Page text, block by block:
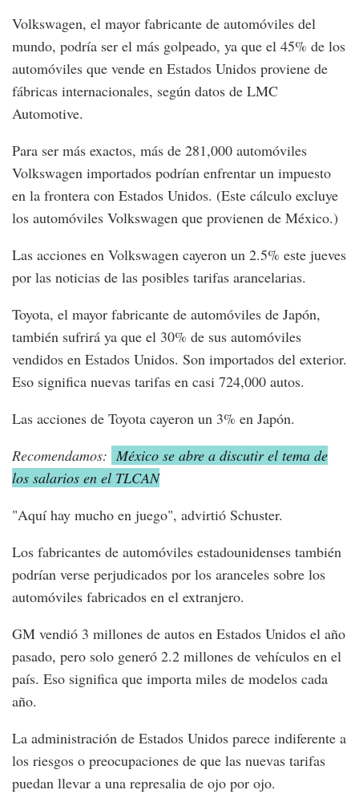
Volkswagen, el mayor fabricante de automóviles del
mundo, podría ser el más golpeado, ya que el 45% de los
automóviles que vende en Estados Unidos proviene de
fábricas internacionales, según datos de LMC
Automotive.
Para ser más exactos, más de 281,000 automóviles
Volkswagen importados podrían enfrentar un impuesto
en la frontera con Estados Unidos. (Este cálculo excluye
los automóviles Volkswagen que provienen de México.)
Las acciones en Volkswagen cayeron un 2.5% este jueves
por las noticias de las posibles tarifas arancelarias.
Toyota, el mayor fabricante de automóviles de Japón,
también sufrirá ya que el 30% de sus automóviles
vendidos en Estados Unidos. Son importados del exterior.
Eso significa nuevas tarifas en casi 724,000 autos.
Las acciones de Toyota cayeron un 3% en Japón.
Recomendamos: México se abre a discutir el tema de
los salarios en el TLCAN
"Aquí hay mucho en juego", advirtió Schuster.
Los fabricantes de automóviles estadounidenses también
podrían verse perjudicados por los aranceles sobre los
automóviles fabricados en el extranjero.
GM vendió 3 millones de autos en Estados Unidos el año
pasado, pero solo generó 2.2 millones de vehículos en el
país. Eso significa que importa miles de modelos cada
año.
La administración de Estados Unidos parece indiferente a
los riesgos o preocupaciones de que las nuevas tarifas
puedan llevar a una represalia de ojo por ojo.